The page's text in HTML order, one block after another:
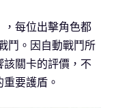
，每位出擊角色都
鬥。因自動戰鬥所
關卡的評價，不
要護盾。